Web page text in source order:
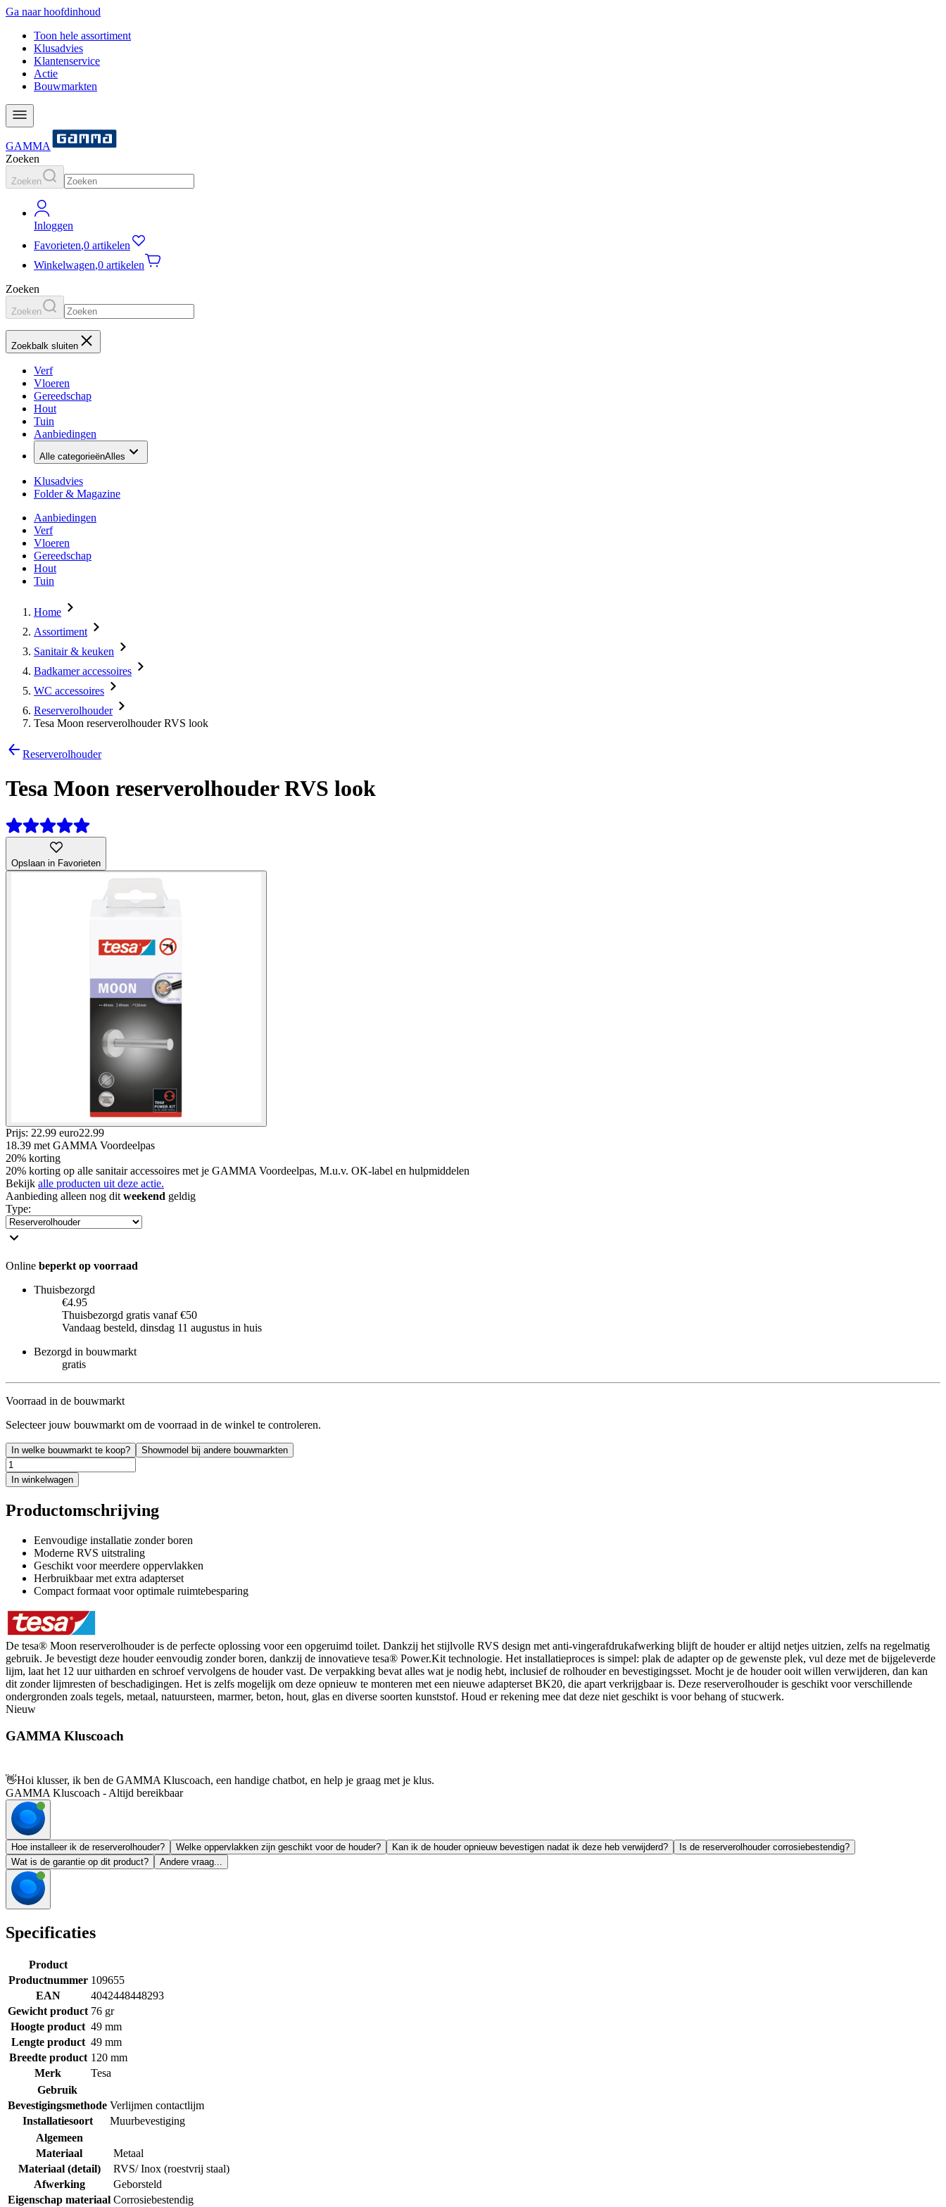
Ga naar hoofdinhoud
Toon hele assortiment
Klusadvies
Klantenservice
Actie
Bouwmarkten
GAMMA
Zoeken
Zoeken
Inloggen
Favorieten,0 artikelen
Winkelwagen,0 artikelen
Zoeken
Zoeken
Zoekbalk sluiten
Verf
Vloeren
Gereedschap
Hout
Tuin
Aanbiedingen
Alle categorieënAlles
Klusadvies
Folder & Magazine
Aanbiedingen
Verf
Vloeren
Gereedschap
Hout
Tuin
Home
Assortiment
Sanitair & keuken
Badkamer accessoires
WC accessoires
Reserverolhouder
Tesa Moon reserverolhouder RVS look
Reserverolhouder
Tesa Moon reserverolhouder RVS look
Opslaan in Favorieten
Prijs: 22.99 euro22.99
18.39 met GAMMA Voordeelpas
20% korting
20% korting op alle sanitair accessoires met je GAMMA Voordeelpas, M.u.v. OK-label en hulpmiddelen
Bekijk alle producten uit deze actie.
Aanbieding alleen nog dit weekend geldig
Type:
Online beperkt op voorraad
Thuisbezorgd
€4.95
Thuisbezorgd gratis vanaf €50
Vandaag besteld, dinsdag 11 augustus in huis
Bezorgd in bouwmarkt
gratis
Voorraad in de bouwmarkt
Selecteer jouw bouwmarkt om de voorraad in de winkel te controleren.
In welke bouwmarkt te koop? Showmodel bij andere bouwmarkten
In winkelwagen
Productomschrijving
Eenvoudige installatie zonder boren
Moderne RVS uitstraling
Geschikt voor meerdere oppervlakken
Herbruikbaar met extra adapterset
Compact formaat voor optimale ruimtebesparing
De tesa® Moon reserverolhouder is de perfecte oplossing voor een opgeruimd toilet. Dankzij het stijlvolle RVS design met anti-vingerafdrukafwerking blijft de houder er altijd netjes uitzien, zelfs na regelmatig
gebruik. Je bevestigt deze houder eenvoudig zonder boren, dankzij de innovatieve tesa® Power.Kit technologie. Het installatieproces is simpel: plak de adapter op de gewenste plek, vul deze met de bijgeleverde
lijm, laat het 12 uur uitharden en schroef vervolgens de houder vast. De verpakking bevat alles wat je nodig hebt, inclusief de rolhouder en bevestigingsset. Mocht je de houder ooit willen verwijderen, dan kan
dit zonder lijmresten of beschadigingen. Het is zelfs mogelijk om deze opnieuw te monteren met een nieuwe adapterset BK20, die apart verkrijgbaar is. Deze reserverolhouder is geschikt voor verschillende
ondergronden zoals tegels, metaal, natuursteen, marmer, beton, hout, glas en diverse soorten kunststof. Houd er rekening mee dat deze niet geschikt is voor behang of stucwerk.
Nieuw
GAMMA Kluscoach
👋Hoi klusser, ik ben de GAMMA Kluscoach, een handige chatbot, en help je graag met je klus.
GAMMA Kluscoach - Altijd bereikbaar
Hoe installeer ik de reserverolhouder? Welke oppervlakken zijn geschikt voor de houder? Kan ik de houder opnieuw bevestigen nadat ik deze heb verwijderd?
Is de reserverolhouder corrosiebestendig?
Wat is de garantie op dit product?
Andere vraag...
Specificaties
Product
Productnummer 109655
EAN
4042448448293
Gewicht product 76 gr
Hoogte product 49 mm
Lengte product 49 mm
Breedte product 120 mm
Merk
Tesa
Gebruik
Bevestigingsmethode Verlijmen contactlijm
Installatiesoort
Muurbevestiging
Algemeen
Materiaal
Metaal
Materiaal (detail)
RVS/ Inox (roestvrij staal)
Afwerking
Geborsteld
Eigenschap materiaal Corrosiebestendig